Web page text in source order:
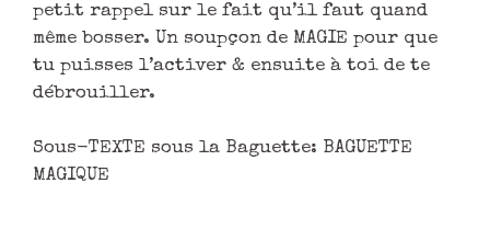
petit rappel sur le fait qu’il faut quand
même bosser. Un soupçon de MAGIE pour que
tu puisses l’activer & ensuite à toi de te
débrouiller.
Sous-TEXTE sous la Baguette: BAGUETTE
MAGIQUE